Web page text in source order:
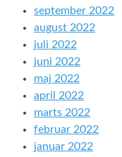
september 2022
august 2022
juli 2022
juni 2022
maj 2022
april 2022
marts 2022
februar 2022
januar 2022